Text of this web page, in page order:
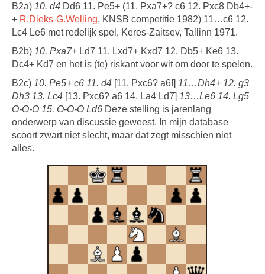
B2a) 10. d4 Dd6 11. Pe5+ (11. Pxa7+? c6 12. Pxc8 Db4+-
+ R.Dieks-G.Welling, KNSB competitie 1982) 11…c6 12.
Lc4 Le6 met redelijk spel, Keres-Zaitsev, Tallinn 1971.
B2b) 10. Pxa7+ Ld7 11. Lxd7+ Kxd7 12. Db5+ Ke6 13.
Dc4+ Kd7 en het is (te) riskant voor wit om door te spelen.
B2c) 10. Pe5+ c6 11. d4 [11. Pxc6? a6!] 11…Dh4+ 12. g3
Dh3 13. Lc4 [13. Pxc6? a6 14. La4 Ld7] 13…Le6 14. Lg5
O-O-O 15. O-O-O Ld6 Deze stelling is jarenlang
onderwerp van discussie geweest. In mijn database
scoort zwart niet slecht, maar dat zegt misschien niet
alles.